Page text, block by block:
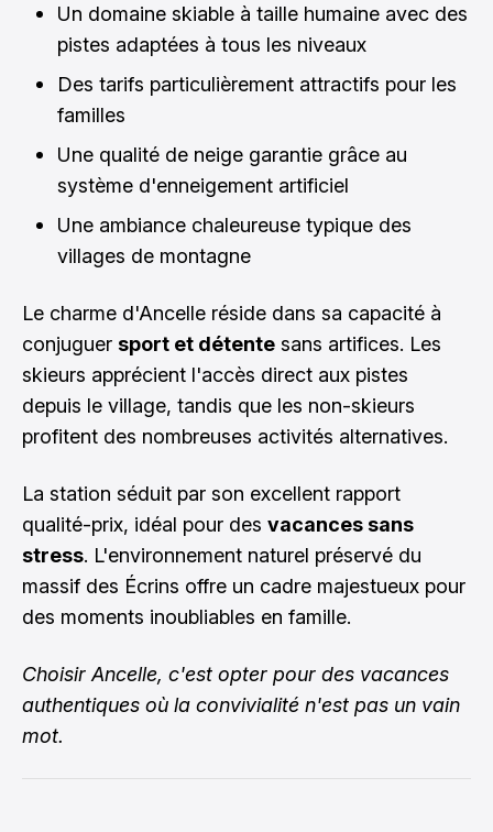
Un domaine skiable à taille humaine avec des
pistes adaptées à tous les niveaux
Des tarifs particulièrement attractifs pour les
familles
Une qualité de neige garantie grâce au
système d'enneigement artificiel
Une ambiance chaleureuse typique des
villages de montagne
Le charme d'Ancelle réside dans sa capacité à
conjuguer sport et détente sans artifices. Les
skieurs apprécient l'accès direct aux pistes
depuis le village, tandis que les non-skieurs
profitent des nombreuses activités alternatives.
La station séduit par son excellent rapport
qualité-prix, idéal pour des vacances sans
stress. L'environnement naturel préservé du
massif des Écrins offre un cadre majestueux pour
des moments inoubliables en famille.
Choisir Ancelle, c'est opter pour des vacances
authentiques où la convivialité n'est pas un vain
mot.